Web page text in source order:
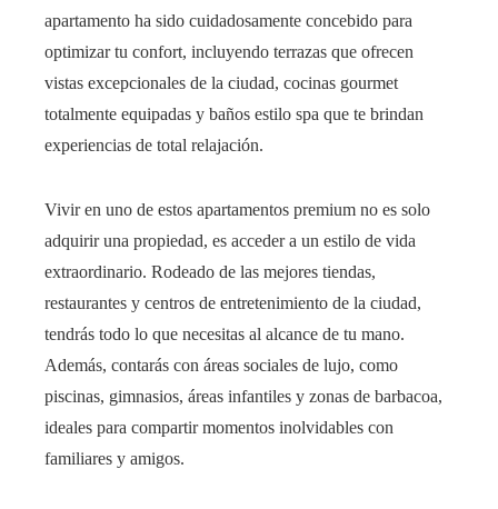
apartamento ha sido cuidadosamente concebido para
optimizar tu confort, incluyendo terrazas que ofrecen
vistas excepcionales de la ciudad, cocinas gourmet
totalmente equipadas y baños estilo spa que te brindan
experiencias de total relajación.
Vivir en uno de estos apartamentos premium no es solo
adquirir una propiedad, es acceder a un estilo de vida
extraordinario. Rodeado de las mejores tiendas,
restaurantes y centros de entretenimiento de la ciudad,
tendrás todo lo que necesitas al alcance de tu mano.
Además, contarás con áreas sociales de lujo, como
piscinas, gimnasios, áreas infantiles y zonas de barbacoa,
ideales para compartir momentos inolvidables con
familiares y amigos.